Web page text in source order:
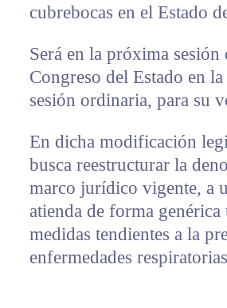
cubrebocas en el Estado
Será en la próxima sesión
Congreso del Estado en
sesión ordinaria, para su
En dicha modificación
busca reestructurar la
marco jurídico vigente, a
atienda de forma genérica
medidas tendientes a la
enfermedades